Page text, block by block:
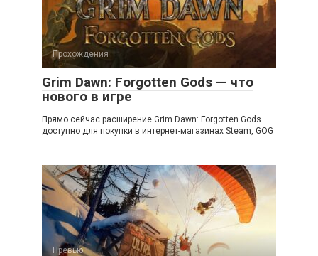
Прохождения
Grim Dawn: Forgotten Gods — что
нового в игре
Прямо сейчас расширение Grim Dawn: Forgotten Gods
доступно для покупки в интернет-магазинах Steam, GOG
Превью